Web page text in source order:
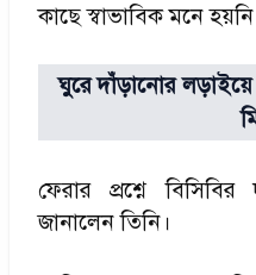
কাছে স্বাভাবিক মনে
ঘুরে দাঁড়ানোর লড়াইয়ে
ফেরার প্রশ্নে
জানালেন তিনি।